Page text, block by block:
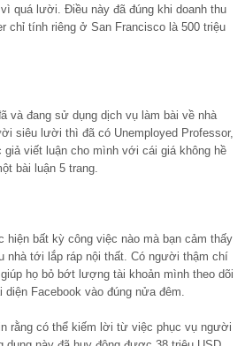
quá lười. Điều này đã đúng khi doanh thu
chỉ tính riêng ở San Francisco là 500 triệu
và đang sử dụng dịch vụ làm bài về nhà
siêu lười thì đã có Unemployed Professor,
giả viết luận cho mình với cái giá không hề
bài luận 5 trang.
hiện bất kỳ công việc nào mà bạn cảm thấy
nhà tới lắp ráp nội thất. Có người thậm chí
họ bỏ bớt lượng tài khoản mình theo dõi
diện Facebook vào đúng nửa đêm.
rằng có thể kiếm lời từ việc phục vụ người